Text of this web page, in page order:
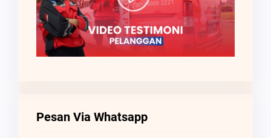
Pesan Via Whatsapp